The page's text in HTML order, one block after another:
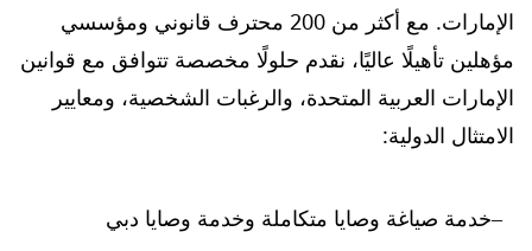
الإمارات. مع أكثر من 200 محترف قانوني ومؤسسي
مؤهلين تأهيلًا عاليًا، نقدم حلولًا مخصصة تتوافق مع قوانين
الإمارات العربية المتحدة، والرغبات الشخصية، ومعايير
الامتثال الدولية:
خدمة صياغة وصايا متكاملة وخدمة وصايا دبي